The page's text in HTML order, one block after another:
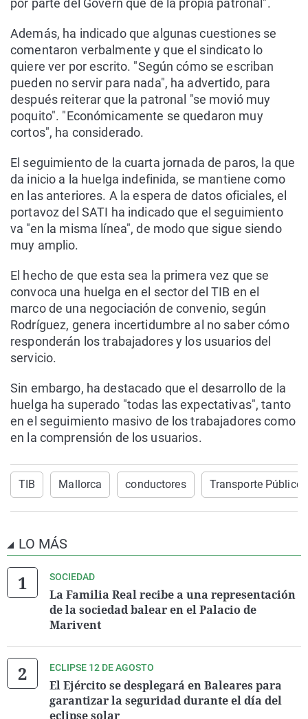
por parte del Govern que de la propia patronal".
Además, ha indicado que algunas cuestiones se
comentaron verbalmente y que el sindicato lo
quiere ver por escrito. "Según cómo se escriban
pueden no servir para nada", ha advertido, para
después reiterar que la patronal "se movió muy
poquito". "Económicamente se quedaron muy
cortos", ha considerado.
El seguimiento de la cuarta jornada de paros, la que
da inicio a la huelga indefinida, se mantiene como
en las anteriores. A la espera de datos oficiales, el
portavoz del SATI ha indicado que el seguimiento
va "en la misma línea", de modo que sigue siendo
muy amplio.
El hecho de que esta sea la primera vez que se
convoca una huelga en el sector del TIB en el
marco de una negociación de convenio, según
Rodríguez, genera incertidumbre al no saber cómo
responderán los trabajadores y los usuarios del
servicio.
Sin embargo, ha destacado que el desarrollo de la
huelga ha superado "todas las expectativas", tanto
en el seguimiento masivo de los trabajadores como
en la comprensión de los usuarios.
TIB Mallorca conductores Transporte Público
LO MÁS
SOCIEDAD
La Familia Real recibe a una representación
de la sociedad balear en el Palacio de
Marivent
ECLIPSE 12 DE AGOSTO
El Ejército se desplegará en Baleares para
garantizar la seguridad durante el día del
eclipse solar